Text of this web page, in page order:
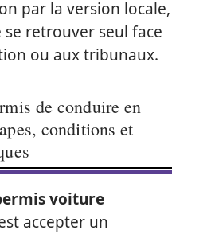
par la version locale,
se retrouver seul face
ou aux tribunaux.
de conduire en
conditions et
voiture
accepter un